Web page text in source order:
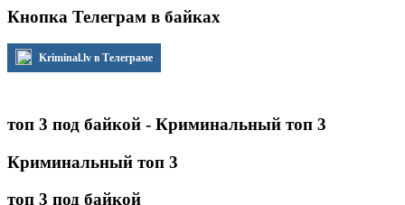
Кнопка Телеграм в байках
Kriminal.lv в Телеграме
топ 3 под байкой - Криминальный топ 3
Криминальный топ 3
топ 3 под байкой